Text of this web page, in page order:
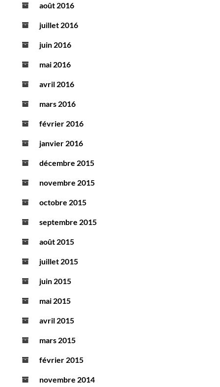
août 2016
juillet 2016
juin 2016
mai 2016
avril 2016
mars 2016
février 2016
janvier 2016
décembre 2015
novembre 2015
octobre 2015
septembre 2015
août 2015
juillet 2015
juin 2015
mai 2015
avril 2015
mars 2015
février 2015
novembre 2014